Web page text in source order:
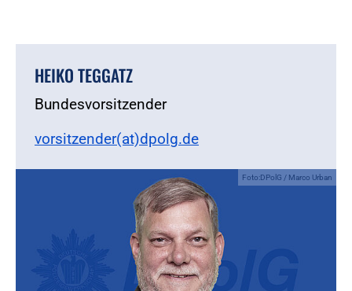
HEIKO TEGGATZ
Bundesvorsitzender
vorsitzender(at)dpolg.de
Foto:DPolG / Marco Urban